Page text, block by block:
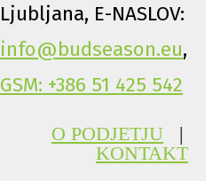
Ljubljana, E-NASLOV:
info@budseason.eu,
GSM: +386 51 425 542
O PODJETJU |
KONTAKT